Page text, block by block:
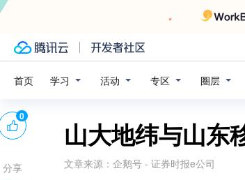
首页 学习 活动 专区 圈层
山大地纬与山东
文章来源： 企鹅号 - 证券时报e公司
0
分享